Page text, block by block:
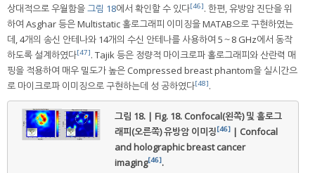
상대적으로 우월함을그림 18에서 확인할 수 있다[46]. 한편, 유방암 진단을 위
하여 Asghar 등은 Multistatic 홀로그래피 이미징을 MATAB으로 구현하였는
데, 4개의 송신 안테나와 14개의 수신 안테나를 사용하여 5～8 GHz에서 동작
하도록 설계하였다[47]. Tajik 등은 정량적 마이크로파 홀로그래피와 산란력 매
핑을 적용하여 매우 밀도가 높은 Compressed breast phantom을 실시간으
로 마이크로파 이미징으로 구현하는데 성 공하였다[48].
그림 18. | Fig. 18. Confocal(왼쪽) 및 홀로그
래피(오른쪽) 유방암 이미징[46]| Confocal
and holographic breast cancer
imaging[46].